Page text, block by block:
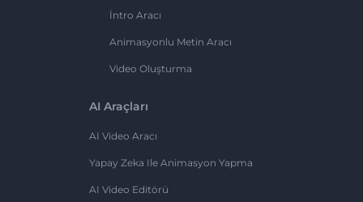
İntro Aracı
Animasyonlu Metin Aracı
Video Oluşturma
AI Araçları
AI Video Aracı
Yapay Zeka Ile Animasyon Yapma
AI Video Editörü